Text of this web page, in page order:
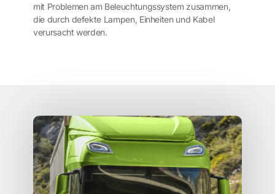
mit Problemen am Beleuchtungssystem zusammen,
die durch defekte Lampen, Einheiten und Kabel
verursacht werden.